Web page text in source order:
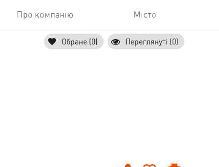
Про компанію Місто
Обране (0) Переглянуті (0)